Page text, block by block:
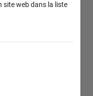
site web dans la liste